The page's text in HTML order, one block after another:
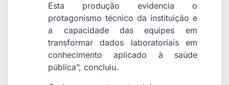
Esta produção evidencia o
protagonismo técnico da instituição e
a capacidade das equipes em
transformar dados laboratoriais em
conhecimento aplicado à saúde
pública”, concluiu.